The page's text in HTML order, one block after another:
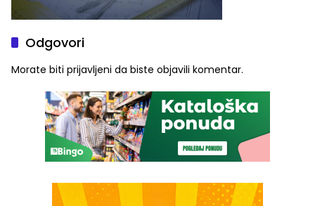
Odgovori
Morate biti prijavljeni da biste objavili komentar.